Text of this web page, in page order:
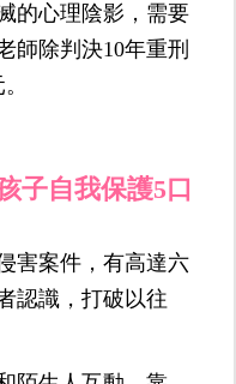
的心理陰影，需要
師除判決10年重刑
子自我保護5口
害案件，有高達六
認識，打破以往